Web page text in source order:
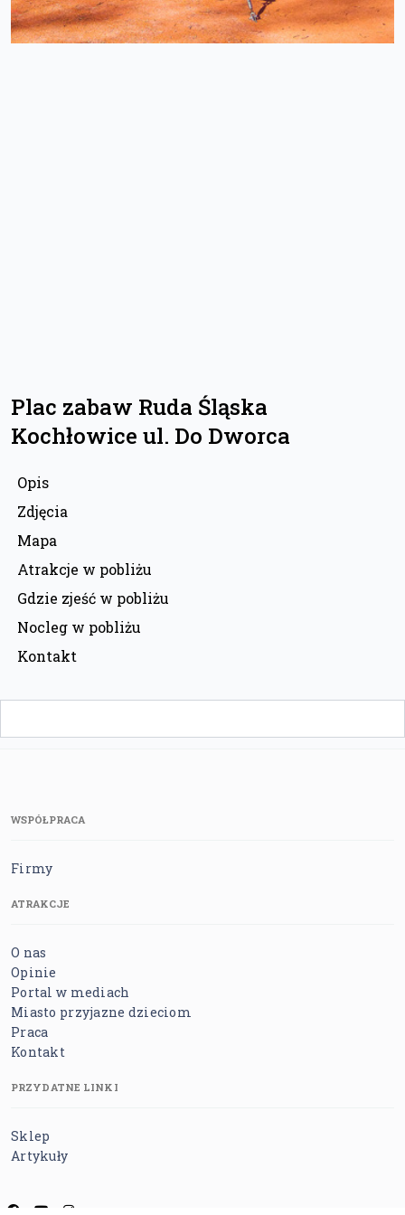
Plac zabaw Ruda Śląska
Kochłowice ul. Do Dworca
Opis
Zdjęcia
Mapa
Atrakcje w pobliżu
Gdzie zjeść w pobliżu
Nocleg w pobliżu
Kontakt
WSPÓŁPRACA
Firmy
ATRAKCJE
O nas
Opinie
Portal w mediach
Miasto przyjazne dzieciom
Praca
Kontakt
PRZYDATNE LINKI
Sklep
Artykuły